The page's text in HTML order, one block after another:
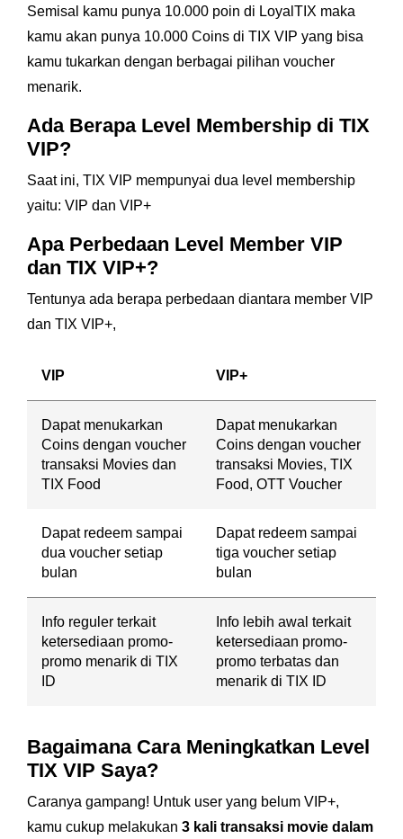
Semisal kamu punya 10.000 poin di LoyalTIX maka
kamu akan punya 10.000 Coins di TIX VIP yang bisa
kamu tukarkan dengan berbagai pilihan voucher
menarik.
Ada Berapa Level Membership di TIX
VIP?
Saat ini, TIX VIP mempunyai dua level membership
yaitu: VIP dan VIP+
Apa Perbedaan Level Member VIP
dan TIX VIP+?
Tentunya ada berapa perbedaan diantara member VIP
dan TIX VIP+,
VIP VIP+
Dapat menukarkan
Coins dengan voucher
transaksi Movies dan
TIX Food
Dapat menukarkan
Coins dengan voucher
transaksi Movies, TIX
Food, OTT Voucher
Dapat redeem sampai
dua voucher setiap
bulan
Dapat redeem sampai
tiga voucher setiap
bulan
Info reguler terkait
ketersediaan promo-
promo menarik di TIX
ID
Info lebih awal terkait
ketersediaan promo-
promo terbatas dan
menarik di TIX ID
Bagaimana Cara Meningkatkan Level
TIX VIP Saya?
Caranya gampang! Untuk user yang belum VIP+,
kamu cukup melakukan 3 kali transaksi movie dalam